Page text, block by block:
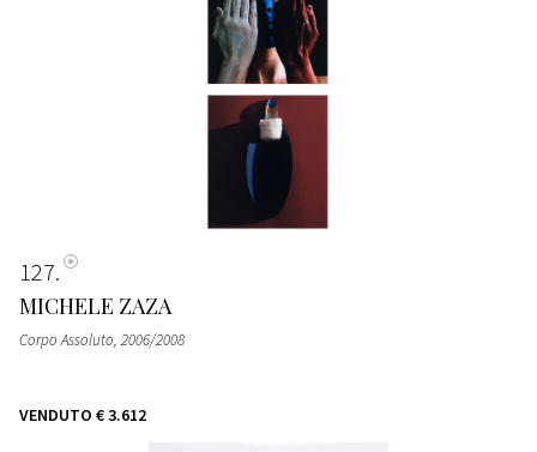
127
MICHELE ZAZA
Corpo Assoluto, 2006/2008
VENDUTO € 3.612